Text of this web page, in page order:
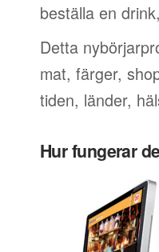
beställa en
Detta
mat, färger,
tiden, länder,
Hur fungerar